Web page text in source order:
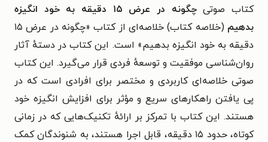
کتاب صوتی
چگونه در عرض ۱۵ دقیقه به خود انگیزه
بدهیم
(خلاصه کتاب) خلاصه‌ای از کتاب «چگونه در عرض ۱۵
دقیقه به خود انگیزه بدهیم» است. این کتاب در دستهٔ آثار
روان‌شناسی موفقیت و توسعهٔ فردی قرار می‌گیرد. این کتاب
صوتی خلاصه‌ای کاربردی و مختصر برای افرادی است که در
پی یافتن راهکارهای سریع و مؤثر برای افزایش انگیزه خود
هستند. این کتاب با تمرکز بر ارائهٔ تکنیک‌هایی که در زمانی
کوتاه، حدود ۱۵ دقیقه، قابل اجرا هستند، به شنوندگان کمک